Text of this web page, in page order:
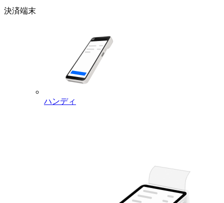
決済端末
ハンディ